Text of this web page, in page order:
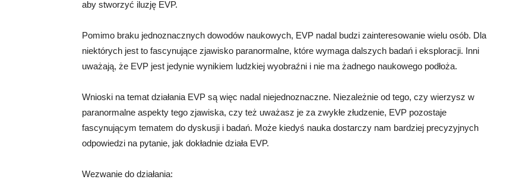
aby stworzyć iluzję EVP.
Pomimo braku jednoznacznych dowodów naukowych, EVP nadal budzi zainteresowanie wielu osób. Dla
niektórych jest to fascynujące zjawisko paranormalne, które wymaga dalszych badań i eksploracji. Inni
uważają, że EVP jest jedynie wynikiem ludzkiej wyobraźni i nie ma żadnego naukowego podłoża.
Wnioski na temat działania EVP są więc nadal niejednoznaczne. Niezależnie od tego, czy wierzysz w
paranormalne aspekty tego zjawiska, czy też uważasz je za zwykłe złudzenie, EVP pozostaje
fascynującym tematem do dyskusji i badań. Może kiedyś nauka dostarczy nam bardziej precyzyjnych
odpowiedzi na pytanie, jak dokładnie działa EVP.
Wezwanie do działania: